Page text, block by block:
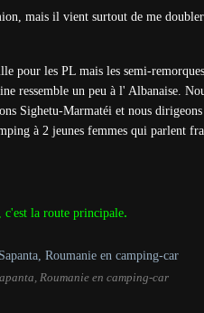
mais il vient surtout de me
pour les PL mais les semi-
ressemble un peu à l' Albanaise.
Sighetu-Marmatéi et nous
à 2 jeunes femmes qui parlent
la route principale.
Roumanie en camping-car